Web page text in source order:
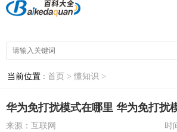
当前位置 : 首页 > 懂知识 >
华为免打扰模式在哪里 华为免打扰
来源：互联网 时